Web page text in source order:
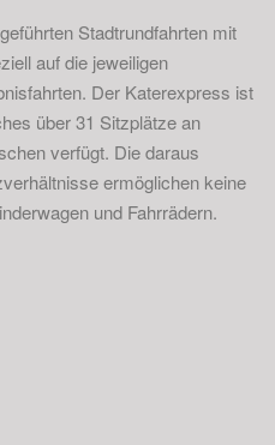
Stadtrundfahrten mit
auf die jeweiligen
Der Katerexpress ist
über 31 Sitzplätze an
verfügt. Die daraus
ermöglichen keine
und Fahrrädern.